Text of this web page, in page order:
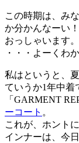
この時期は、み
か分かんなーい
おっしゃいます。
・・・よーくわ
私はというと、
ていうか1年中着
「GARMENT
ーコート 。
これが、ホント
インナーは、今